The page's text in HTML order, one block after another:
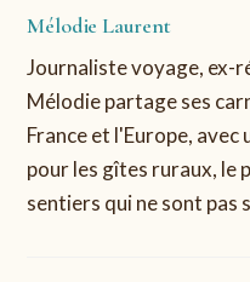
Mélodie Laurent
Journaliste voyage, ex-
Mélodie partage ses
France et l'Europe,
pour les gîtes ruraux, le
sentiers qui ne sont pas